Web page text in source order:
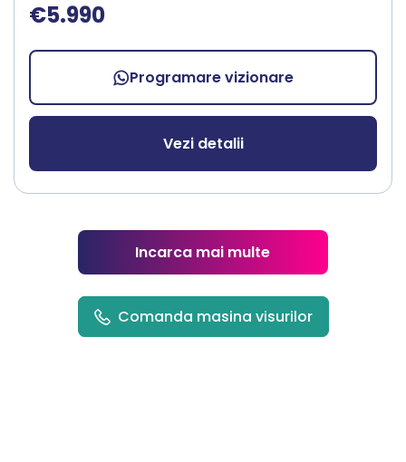
€5.990
Programare vizionare
Vezi detalii
Incarca mai multe
Comanda masina visurilor